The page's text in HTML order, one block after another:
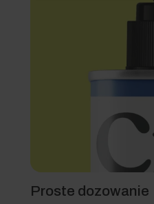
Proste dozowanie